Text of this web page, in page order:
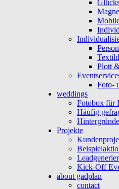
Plott
Foto-
weddings
Fotobox für
Häufig
Projekte
Kick-Off
about gadplan
contact